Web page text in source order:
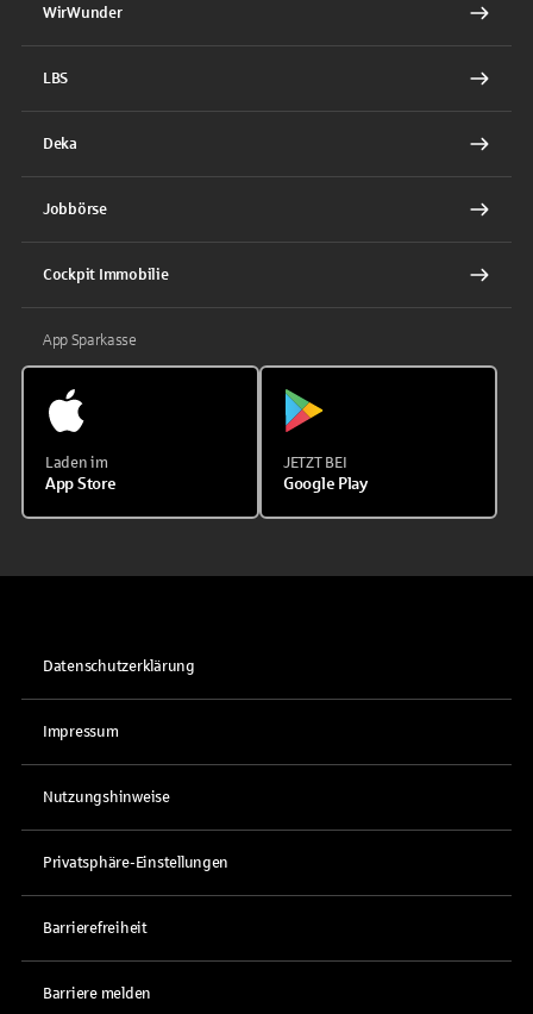
WirWunder
LBS
Deka
Jobbörse
Cockpit Immobilie
App Sparkasse
Laden im
App Store
JETZT BEI
Google Play
Datenschutzerklärung
Impressum
Nutzungshinweise
Privatsphäre-Einstellungen
Barrierefreiheit
Barriere melden